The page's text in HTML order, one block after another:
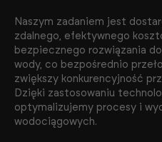
Naszym zadaniem jest
zdalnego, efektywnego
bezpiecznego rozwiązania
wody, co bezpośrednio
zwiększy konkurencyjność
Dzięki zastosowaniu
optymalizujemy procesy i
wodociągowych.